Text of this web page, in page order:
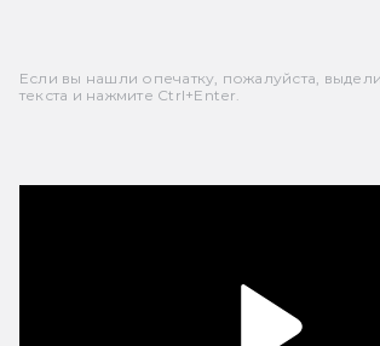
Если вы нашли опечатку, пожалуйста,
текста и нажмите Ctrl+Enter.